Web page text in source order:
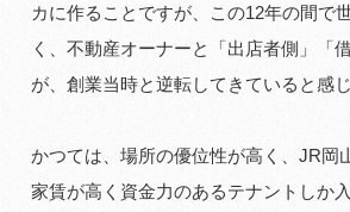
カに作ることですが、この12年の間で
く、不動産オーナーと「出店者側」「
が、創業当時と逆転してきていると感じ
かつては、場所の優位性が高く、JR岡
家賃が高く資金力のあるテナントしか